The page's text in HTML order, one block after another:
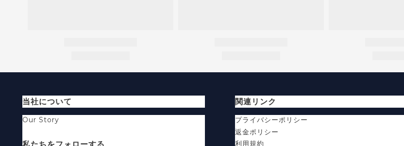
当社について
Our Story
関連リンク
プライバシーポリシー
返金ポリシー
利用規約